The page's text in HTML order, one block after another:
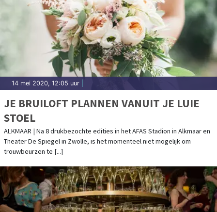
14 mei 2020, 12:05 uur
JE BRUILOFT PLANNEN VANUIT JE LUIE
STOEL
ALKMAAR | Na 8 drukbezochte edities in het AFAS Stadion in Alkmaar en
Theater De Spiegel in Zwolle, is het momenteel niet mogelijk om
trouwbeurzen te [...]